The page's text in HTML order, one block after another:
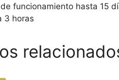
funcionamiento hasta 15
3 horas